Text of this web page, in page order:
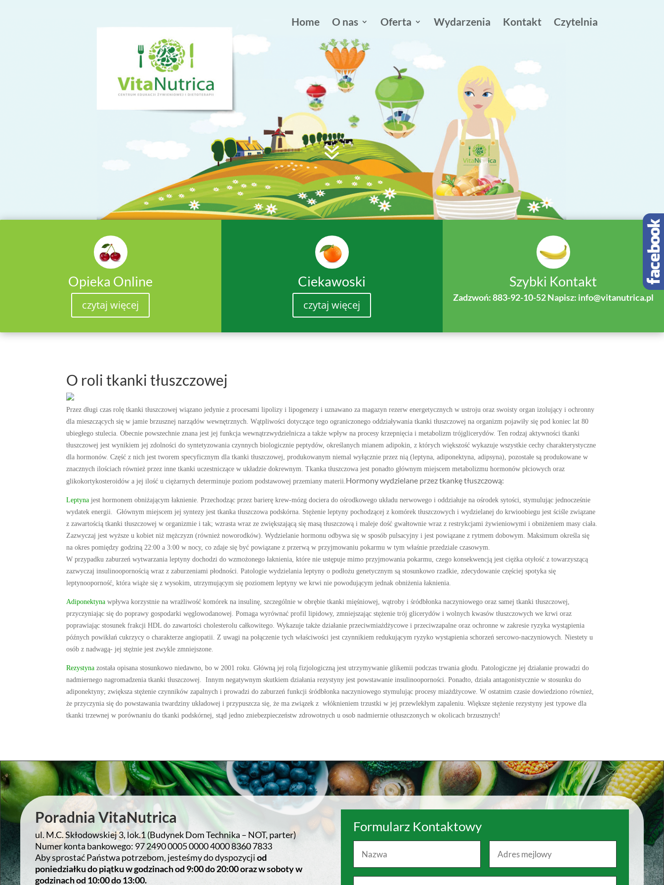
Home O nas Oferta Wydarzenia Kontakt Czytelnia
Test
7
Opieka Online
czytaj więcej
Ciekawoski
czytaj więcej
Szybki Kontakt
Zadzwoń: 883-92-10-52 Napisz: info@vitanutrica.pl
O roli tkanki tłuszczowej
Przez długi czas rolę tkanki tłuszczowej wiązano jedynie z procesami lipolizy i lipogenezy i uznawano za magazyn rezerw energetycznych w ustroju oraz swoisty organ izolujący i ochronny
dla mieszczących się w jamie brzusznej narządów wewnętrznych. Wątpliwości dotyczące tego ograniczonego oddziaływania tkanki tłuszczowej na organizm pojawiły się pod koniec lat 80
ubiegłego stulecia. Obecnie powszechnie znana jest jej funkcja wewnątrzwydzielnicza a także wpływ na procesy krzepnięcia i metabolizm trójglicerydów. Ten rodzaj aktywności tkanki
tłuszczowej jest wynikiem jej zdolności do syntetyzowania czynnych biologicznie peptydów, określanych mianem adipokin, z których większość wykazuje wszystkie cechy charakterystyczne
dla hormonów. Część z nich jest tworem specyficznym dla tkanki tłuszczowej, produkowanym niemal wyłącznie przez nią (leptyna, adiponektyna, adipsyna), pozostałe są produkowane w
znacznych ilościach również przez inne tkanki uczestniczące w układzie dokrewnym.Tkanka tłuszczowa jest ponadto głównym miejscem metabolizmu hormonów płciowych oraz
glikokortykosteroidów a jej ilość u ciężarnych determinuje poziom podstawowej przemiany materii. Hormony wydzielane przez tkankę tłuszczową:
Leptyna jest hormonem obniżającym łaknienie. Przechodząc przez barierę krew-mózg dociera do ośrodkowego układu nerwowego i oddziałuje na ośrodek sytości, stymulując jednocześnie
wydatek energii. Głównym miejscem jej syntezy jest tkanka tłuszczowa podskórna. Stężenie leptyny pochodzącej z komórek tłuszczowych i wydzielanej do krwioobiegu jest ściśle związane
z zawartością tkanki tłuszczowej w organizmie i tak; wzrasta wraz ze zwiększającą się masą tłuszczową i maleje dość gwałtownie wraz z restrykcjami żywieniowymi i obniżeniem masy ciała.
Zazwyczaj jest wyższe u kobiet niż mężczyzn (również noworodków). Wydzielanie hormonu odbywa się w sposób pulsacyjny i jest powiązane z rytmem dobowym. Maksimum określa się
na okres pomiędzy godziną 22:00 a 3:00 w nocy, co zdaje się być powiązane z przerwą w przyjmowaniu pokarmu w tym właśnie przedziale czasowym.
W przypadku zaburzeń wytwarzania leptyny dochodzi do wzmożonego łaknienia, które nie ustępuje mimo przyjmowania pokarmu, czego konsekwencją jest ciężka otyłość z towarzyszącą
zazwyczaj insulinoopornością wraz z zaburzeniami płodności. Patologie wydzielania leptyny o podłożu genetycznym są stosunkowo rzadkie, zdecydowanie częściej spotyka się
leptynooporność, która wiąże się z wysokim, utrzymującym się poziomem leptyny we krwi nie powodującym jednak obniżenia łaknienia.
Adiponektyna wpływa korzystnie na wrażliwość komórek na insulinę, szczególnie w obrębie tkanki mięśniowej, wątroby i śródbłonka naczyniowego oraz samej tkanki tłuszczowej,
przyczyniając się do poprawy gospodarki węglowodanowej. Pomaga wyrównać profil lipidowy, zmniejszając stężenie trój glicerydów i wolnych kwasów tłuszczowych we krwi oraz
poprawiając stosunek frakcji HDL do zawartości cholesterolu całkowitego. Wykazuje także działanie przeciwmiażdżycowe i przeciwzapalne oraz ochronne w zakresie ryzyka wystąpienia
późnych powikłań cukrzycy o charakterze angiopatii. Z uwagi na połączenie tych właściwości jest czynnikiem redukującym ryzyko wystąpienia schorzeń sercowo-naczyniowych. Niestety u
osób z nadwagą- jej stężnie jest zwykle zmniejszone.
Rezystyna została opisana stosunkowo niedawno, bo w 2001 roku. Główną jej rolą fizjologiczną jest utrzymywanie glikemii podczas trwania głodu. Patologiczne jej działanie prowadzi do
nadmiernego nagromadzenia tkanki tłuszczowej. Innym negatywnym skutkiem działania rezystyny jest powstawanie insulinooporności. Ponadto, działa antagonistycznie w stosunku do
adiponektyny; zwiększa stężenie czynników zapalnych i prowadzi do zaburzeń funkcji śródbłonka naczyniowego stymulując procesy miażdżycowe. W ostatnim czasie dowiedziono również,
że przyczynia się do powstawania twardziny układowej i przypuszcza się, że ma związek z włóknieniem trzustki w jej przewlekłym zapaleniu. Większe stężenie rezystyny jest typowe dla
tkanki trzewnej w porównaniu do tkanki podskórnej, stąd jedno zniebezpieczeństw zdrowotnych u osob nadmiernie otłuszczonych w okolicach brzusznych!
Poradnia VitaNutrica
ul. M.C. Skłodowskiej 3, lok.1 (Budynek Dom Technika – NOT, parter)
Numer konta bankowego: 97 2490 0005 0000 4000 8360 7833
Aby sprostać Państwa potrzebom, jesteśmy do dyspozycjiod
poniedziałku do piątku w godzinach od 9:00 do 20:00 oraz w soboty w
godzinach od 10:00 do 13:00.
Formularz Kontaktowy